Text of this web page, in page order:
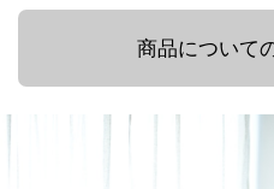
商品について